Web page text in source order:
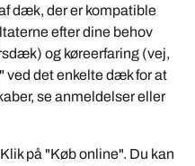
dæk, der er kompatible
efter dine behov
og køreerfaring (vej,
ved det enkelte dæk for at
se anmeldelser eller
på "Køb online". Du kan